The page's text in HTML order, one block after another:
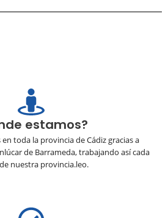
estamos?
toda la provincia de Cádiz gracias a
de Barrameda, trabajando así cada
nuestra provincia.leo.